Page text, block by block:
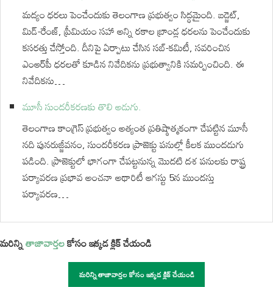
మద్యం ధరలు పెంచేందుకు తెలంగాణ ప్రభుత్వం సిద్ధమైంది. బడ్జెట్,
మిడ్-రేంజ్, ప్రీమియం సహా అన్ని రకాల బ్రాండ్ల ధరలను పెంచేందుకు
కసరత్తు చేస్తోంది. దీనిపై ఏర్పాటు చేసిన సబ్-కమిటీ, సవరించిన
ఎంఆర్‌పీ ధరలతో కూడిన నివేదికను ప్రభుత్వానికి సమర్పించింది. ఈ
నివేదికను…
మూసీ సుందరీకరణకు తొలి అడుగు.
తెలంగాణ కాంగ్రెస్ ప్రభుత్వం అత్యంత ప్రతిష్ఠాత్మకంగా చేపట్టిన మూసీ
నది పునరుజ్జీవనం, సుందరీకరణ ప్రాజెక్టు పనుల్లో కీలక ముందడుగు
పడింది. ప్రాజెక్టులో భాగంగా చేపట్టనున్న మొదటి దశ పనులకు రాష్ట్ర
పర్యావరణ ప్రభావ అంచనా అథారిటీ ఆగస్టు 5న ముందస్తు
పర్యావరణ…
మరిన్నితాజావార్తలకోసం ఇక్కడ క్లిక్ చేయండి
మరిన్ని తాజావార్తల కోసం ఇక్కడ క్లిక్ చేయండి